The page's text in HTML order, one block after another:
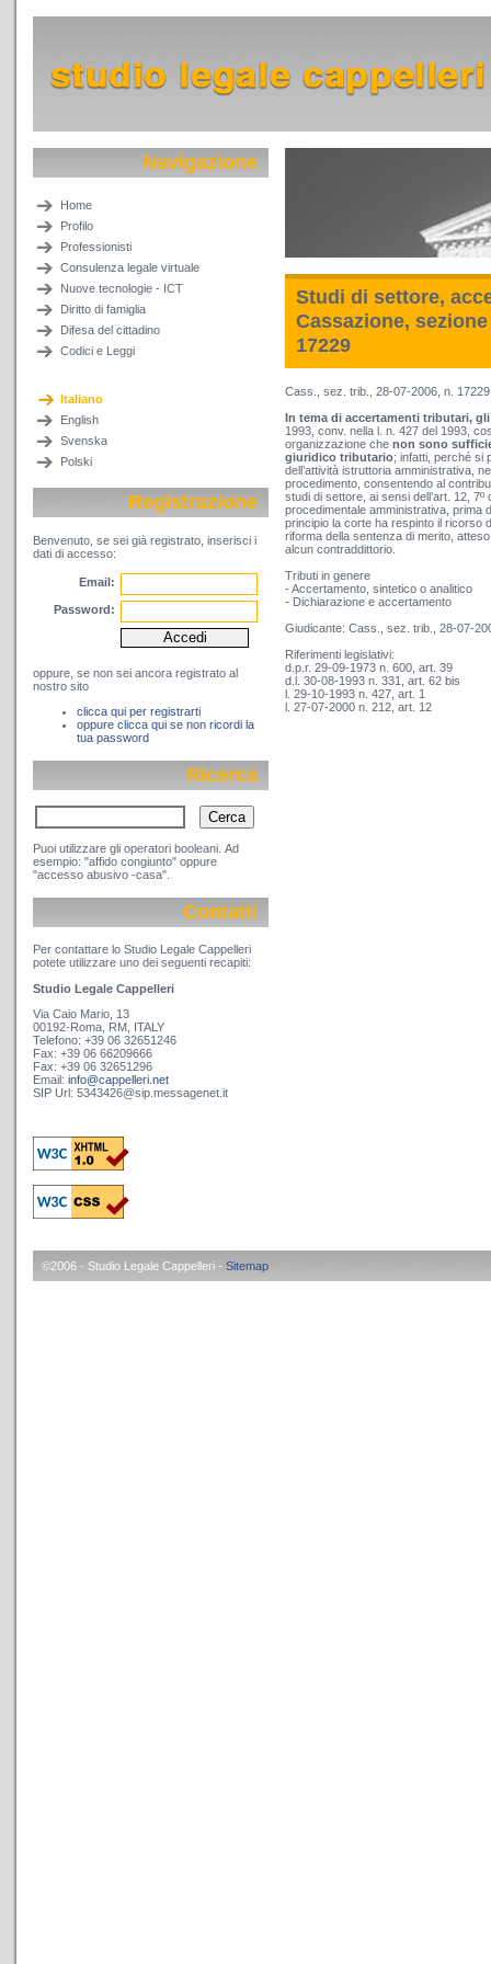
Navigazione
Home
Profilo
Professionisti
Consulenza legale virtuale
Nuove tecnologie - ICT
Diritto di famiglia
Difesa del cittadino
Codici e Leggi
Italiano
English
Svenska
Polski
Registrazione
Benvenuto, se sei già registrato, inserisci i
dati di accesso:
Email:
Password:
oppure, se non sei ancora registrato al
nostro sito
clicca qui per registrarti
oppure clicca qui se non ricordi la
tua password
Ricerca
Puoi utilizzare gli operatori booleani. Ad
esempio: "affido congiunto" oppure
"accesso abusivo -casa".
Contatti
Per contattare lo Studio Legale Cappelleri
potete utilizzare uno dei seguenti recapiti:
Studio Legale Cappelleri
Via Caio Mario, 13
00192-Roma, RM, ITALY
Telefono: +39 06 32651246
Fax: +39 06 66209666
Fax: +39 06 32651296
Email: info@cappelleri.net
SIP Url: 5343426@sip.messagenet.it
Studi di settore,
Cassazione,
17229
Cass., sez. trib., 28-07-2006, n.
In tema di accertamenti tributari,
1993, conv. nella l. n. 427 del 1993,
organizzazione che non sono
giuridico tributario; infatti, perché si
dell’attività istruttoria amministrativa,
procedimento, consentendo al
studi di settore, ai sensi dell’art. 12,
procedimentale amministrativa, prima
principio la corte ha respinto il ricorso
riforma della sentenza di merito,
alcun contraddittorio.
Tributi in genere
- Accertamento, sintetico o analitico
- Dichiarazione e accertamento
Giudicante: Cass., sez. trib., 28-07-
Riferimenti legislativi:
d.p.r. 29-09-1973 n. 600, art. 39
d.l. 30-08-1993 n. 331, art. 62 bis
l. 29-10-1993 n. 427, art. 1
l. 27-07-2000 n. 212, art. 12
©2006 - Studio Legale Cappelleri - Sitemap